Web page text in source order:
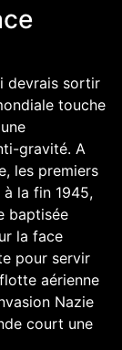
devrais sortir
touche
gravité. A
les premiers
à la fin 1945,
baptisée
la face
pour servir
aérienne
Nazie
court une